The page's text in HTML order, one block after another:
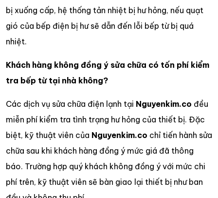
bị xuống cấp, hệ thống tản nhiệt bị hư hỏng, nếu quạt
gió của bếp điện bị hư sẽ dẫn đến lỗi bếp từ bị quá
nhiệt.
Khách hàng không đồng ý sửa chữa có tốn phí kiểm
tra bếp từ tại nhà không?
Các dịch vụ sửa chữa điện lạnh tại Nguyenkim.co đều
miễn phí kiểm tra tình trạng hư hỏng của thiết bị. Đặc
biệt, kỹ thuật viên của Nguyenkim.co chỉ tiến hành sửa
chữa sau khi khách hàng đồng ý mức giá đã thông
báo. Trường hợp quý khách không đồng ý với mức chi
phí trên, kỹ thuật viên sẽ bàn giao lại thiết bị như ban